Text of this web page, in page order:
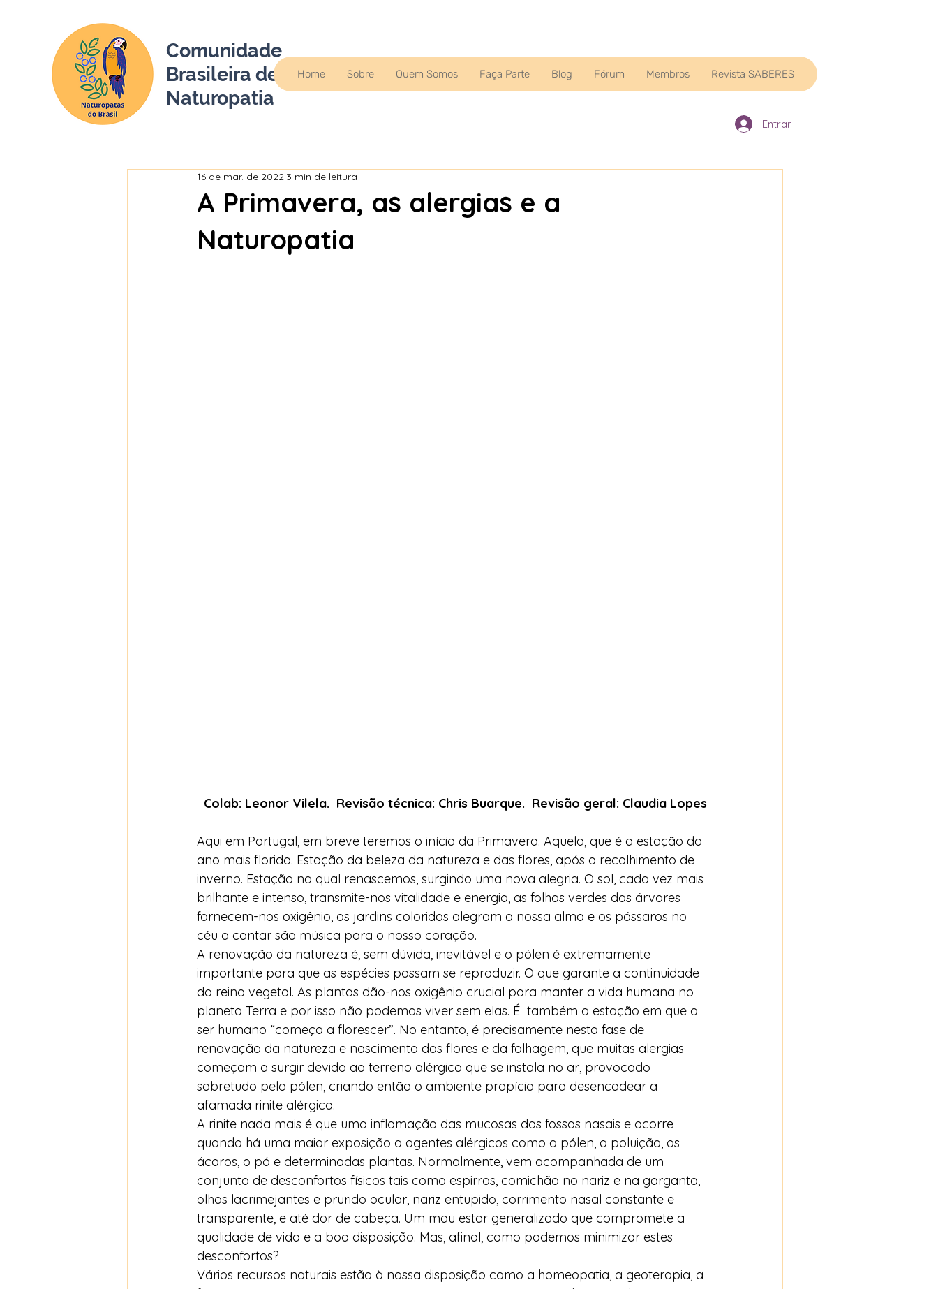
Comunidade
Brasileira de
Naturopatia
Home Sobre Quem Somos Faça Parte Blog Fórum Membros Revista SABERES
Entrar
A Primavera, as alergias e a
Naturopatia
16 de mar. de 2022 3 min de leitura
Colab: Leonor Vilela.  Revisão técnica: Chris Buarque.  Revisão geral: Claudia Lopes
Aqui em Portugal, em breve teremos o início da Primavera. Aquela, que é a estação do
ano mais florida. Estação da beleza da natureza e das flores, após o recolhimento de
inverno. Estação na qual renascemos, surgindo uma nova alegria. O sol, cada vez mais
brilhante e intenso, transmite-nos vitalidade e energia, as folhas verdes das árvores
fornecem-nos oxigênio, os jardins coloridos alegram a nossa alma e os pássaros no
céu a cantar são música para o nosso coração.
A renovação da natureza é, sem dúvida, inevitável e o pólen é extremamente
importante para que as espécies possam se reproduzir. O que garante a continuidade
do reino vegetal. As plantas dão-nos oxigênio crucial para manter a vida humana no
planeta Terra e por isso não podemos viver sem elas. É  também a estação em que o
ser humano “começa a florescer”. No entanto, é precisamente nesta fase de
renovação da natureza e nascimento das flores e da folhagem, que muitas alergias
começam a surgir devido ao terreno alérgico que se instala no ar, provocado
sobretudo pelo pólen, criando então o ambiente propício para desencadear a
afamada rinite alérgica.
A rinite nada mais é que uma inflamação das mucosas das fossas nasais e ocorre
quando há uma maior exposição a agentes alérgicos como o pólen, a poluição, os
ácaros, o pó e determinadas plantas. Normalmente, vem acompanhada de um
conjunto de desconfortos físicos tais como espirros, comichão no nariz e na garganta,
olhos lacrimejantes e prurido ocular, nariz entupido, corrimento nasal constante e
transparente, e até dor de cabeça. Um mau estar generalizado que compromete a
qualidade de vida e a boa disposição. Mas, afinal, como podemos minimizar estes
desconfortos?
Vários recursos naturais estão à nossa disposição como a homeopatia, a geoterapia, a